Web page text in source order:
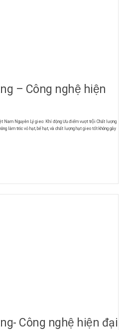
– Công nghệ hiện
Nam Nguyên Lý gieo: Khí động Ưu điểm vượt trội Chất lượng
làm tróc vỏ hạt, bể hạt, và chất lượng hạt gieo tốt không gây
Công nghệ hiện đại